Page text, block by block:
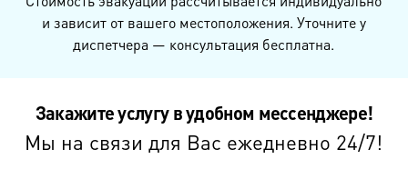
и зависит от вашего местоположения. Уточните у
диспетчера — консультация бесплатна.
Закажите услугу в удобном мессенджере!
Мы на связи для Вас ежедневно 24/7!